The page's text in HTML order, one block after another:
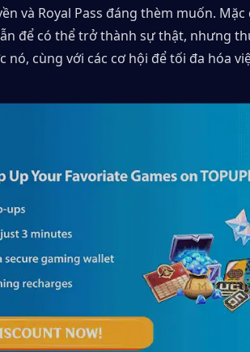
và Royal Pass đáng thèm muốn. Mặc
để có thể trở thành sự thật, nhưng
cùng với các cơ hội để tối đa hóa